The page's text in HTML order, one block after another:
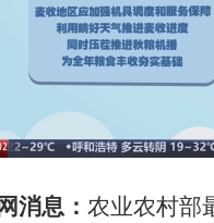
消息： 农业农村部